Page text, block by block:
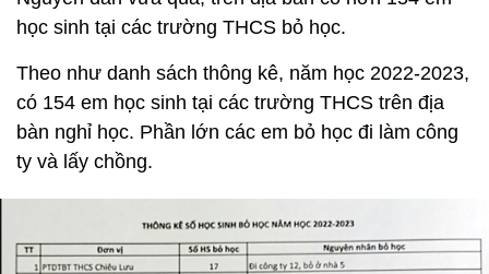
học sinh tại các trường THCS bỏ học.
Theo như danh sách thông kê, năm học 2022-2023,
có 154 em học sinh tại các trường THCS trên địa
bàn nghỉ học. Phần lớn các em bỏ học đi làm công
ty và lấy chồng.